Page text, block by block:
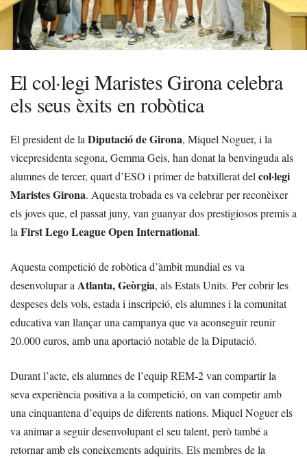
El col·legi Maristes Girona celebra
els seus èxits en robòtica
El president de la Diputació de Girona, Miquel Noguer, i la
vicepresidenta segona, Gemma Geis, han donat la benvinguda als
alumnes de tercer, quart d’ESO i primer de batxillerat del col·legi
Maristes Girona. Aquesta trobada es va celebrar per reconèixer
els joves que, el passat juny, van guanyar dos prestigiosos premis a
la First Lego League Open International.
Aquesta competició de robòtica d’àmbit mundial es va
desenvolupar a Atlanta, Geòrgia, als Estats Units. Per cobrir les
despeses dels vols, estada i inscripció, els alumnes i la comunitat
educativa van llançar una campanya que va aconseguir reunir
20.000 euros, amb una aportació notable de la Diputació.
Durant l’acte, els alumnes de l’equip REM-2 van compartir la
seva experiència positiva a la competició, on van competir amb
una cinquantena d’equips de diferents nations. Miquel Noguer els
va animar a seguir desenvolupant el seu talent, però també a
retornar amb els coneixements adquirits. Els membres de la